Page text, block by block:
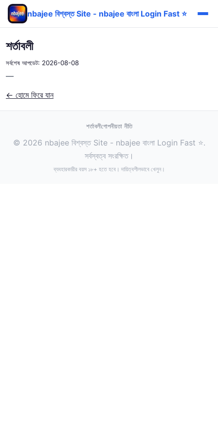
nbajee বিশ্বস্ত Site - nbajee বাংলা Login Fast ⭐
শর্তাবলী
সর্বশেষ আপডেট: 2026-08-08
—
← হোমে ফিরে যান
শর্তাবলীগোপনীয়তা নীতি
© 2026 nbajee বিশ্বস্ত Site - nbajee বাংলা Login Fast ⭐.
সর্বস্বত্ব সংরক্ষিত।
ব্যবহারকারীর বয়স ১৮+ হতে হবে। দায়িত্বশীলভাবে খেলুন।